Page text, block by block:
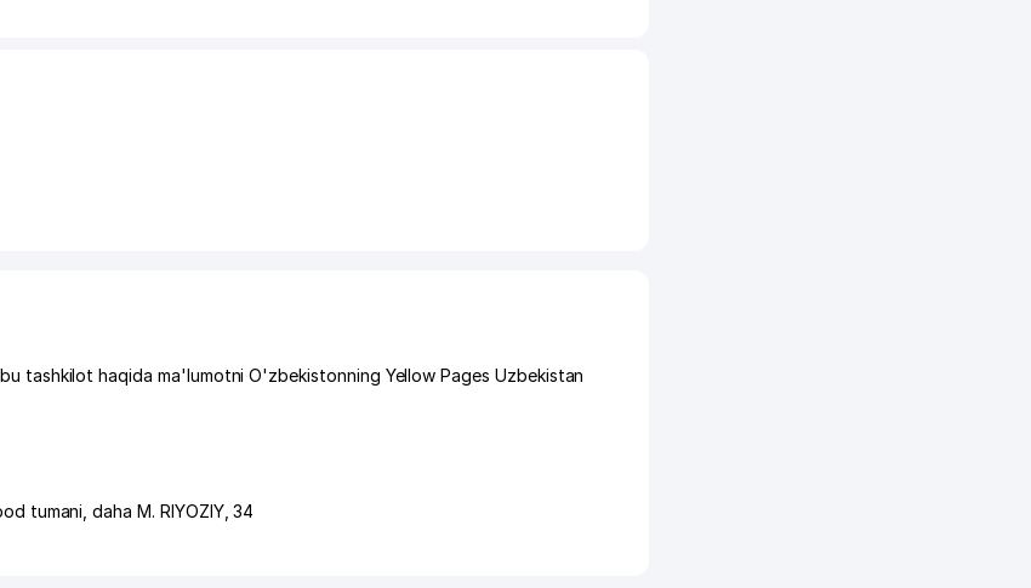
tashkilot haqida ma'lumotni O'zbekistonning Yellow Pages Uzbekistan
tumani ,daha M. RIYOZIY, 34